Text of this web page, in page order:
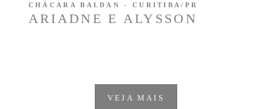
ARIADNE E ALYSSON
CHÁCARA BALDAN - CURITIBA/PR
VEJA MAIS